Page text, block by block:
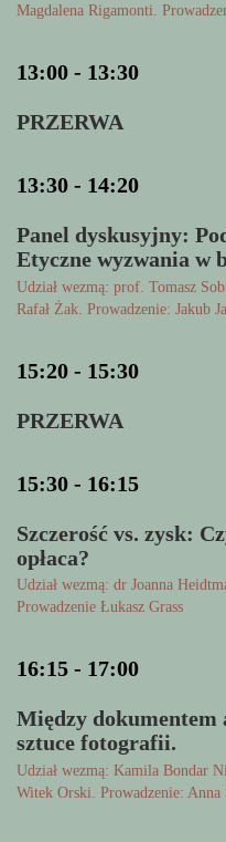
Magdalena Rigamonti.
13:00 - 13:30
PRZERWA
13:30 - 14:20
Panel dyskusyjny:
Etyczne wyzwania w
Udział wezmą: prof. Tomasz
Rafał Żak. Prowadzenie: Jakub
15:20 - 15:30
PRZERWA
15:30 - 16:15
Szczerość vs. zysk:
opłaca?
Udział wezmą: dr Joanna
Prowadzenie Łukasz Grass
16:15 - 17:00
Między dokumentem
sztuce fotografii.
Udział wezmą: Kamila Bondar
Witek Orski. Prowadzenie: Anna